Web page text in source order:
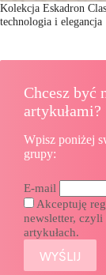
Kolekcja Eskadron
technologia i elegancja
Chcesz być
artykułami?
Wpisz poniżej
grupy:
E-mail
Akceptuję
newsletter,
artykułach.